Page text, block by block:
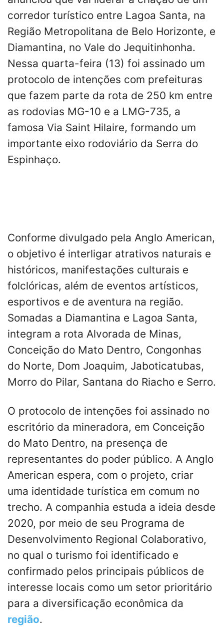
corredor turístico entre Lagoa Santa, na
Região Metropolitana de Belo Horizonte, e
Diamantina, no Vale do Jequitinhonha.
Nessa quarta-feira (13) foi assinado um
protocolo de intenções com prefeituras
que fazem parte da rota de 250 km entre
as rodovias MG-10 e a LMG-735, a
famosa Via Saint Hilaire, formando um
importante eixo rodoviário da Serra do
Espinhaço.
Conforme divulgado pela Anglo American,
o objetivo é interligar atrativos naturais e
históricos, manifestações culturais e
folclóricas, além de eventos artísticos,
esportivos e de aventura na região.
Somadas a Diamantina e Lagoa Santa,
integram a rota Alvorada de Minas,
Conceição do Mato Dentro, Congonhas
do Norte, Dom Joaquim, Jaboticatubas,
Morro do Pilar, Santana do Riacho e Serro.
O protocolo de intenções foi assinado no
escritório da mineradora, em Conceição
do Mato Dentro, na presença de
representantes do poder público. A Anglo
American espera, com o projeto, criar
uma identidade turística em comum no
trecho. A companhia estuda a ideia desde
2020, por meio de seu Programa de
Desenvolvimento Regional Colaborativo,
no qual o turismo foi identificado e
confirmado pelos principais públicos de
interesse locais como um setor prioritário
para a diversificação econômica da
região.